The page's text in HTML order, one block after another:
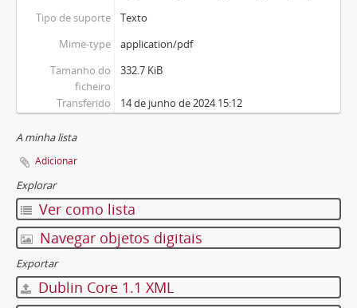
Tipo de suporte
Texto
Mime-type
application/pdf
Tamanho do
ficheiro
332.7 KiB
Transferido 14 de junho de 2024 15:12
A minha lista
Adicionar
Explorar
Ver como lista
Navegar objetos digitais
Exportar
Dublin Core 1.1 XML